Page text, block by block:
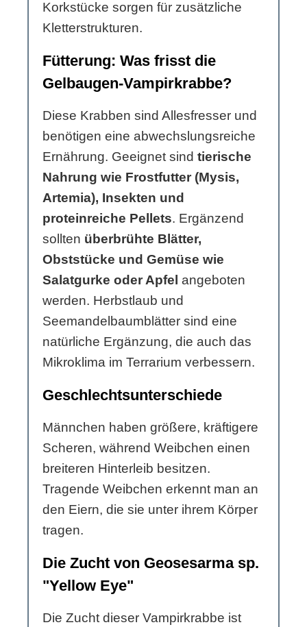
Korkstücke sorgen für zusätzliche
Kletterstrukturen.
Fütterung: Was frisst die
Gelbaugen-Vampirkrabbe?
Diese Krabben sind Allesfresser und
benötigen eine abwechslungsreiche
Ernährung. Geeignet sind tierische
Nahrung wie Frostfutter (Mysis,
Artemia), Insekten und
proteinreiche Pellets. Ergänzend
sollten überbrühte Blätter,
Obststücke und Gemüse wie
Salatgurke oder Apfel angeboten
werden. Herbstlaub und
Seemandelbaumblätter sind eine
natürliche Ergänzung, die auch das
Mikroklima im Terrarium verbessern.
Geschlechtsunterschiede
Männchen haben größere, kräftigere
Scheren, während Weibchen einen
breiteren Hinterleib besitzen.
Tragende Weibchen erkennt man an
den Eiern, die sie unter ihrem Körper
tragen.
Die Zucht von Geosesarma sp.
"Yellow Eye"
Die Zucht dieser Vampirkrabbe ist